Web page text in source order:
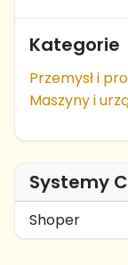
Kategorie
Przemysł i
Maszyny i
Systemy
Shoper